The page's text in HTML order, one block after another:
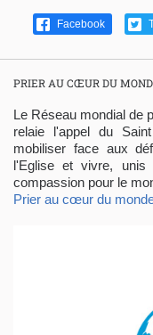
Facebook
PRIER AU CŒUR DU
Le Réseau mondial de
relaie l'appel du
mobiliser face aux
l'Eglise et vivre,
compassion pour le
Prier au cœur du